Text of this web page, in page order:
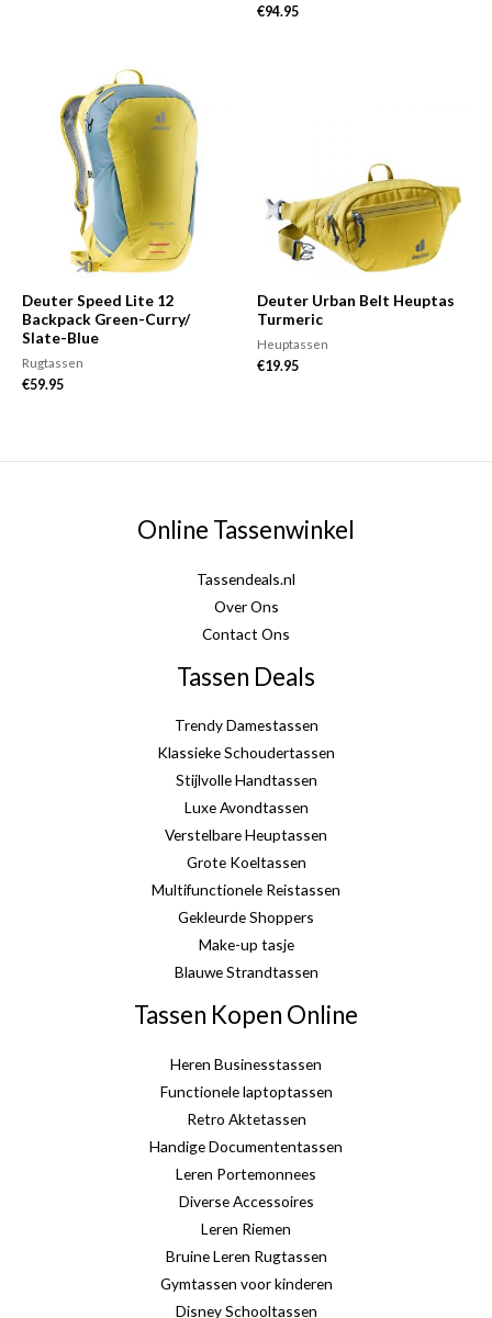
€94.95
Deuter Speed Lite 12
Backpack Green-Curry/
Slate-Blue
Rugtassen
€59.95
Deuter Urban Belt Heuptas
Turmeric
Heuptassen
€19.95
Online Tassenwinkel
Tassendeals.nl
Over Ons
Contact Ons
Tassen Deals
Trendy Damestassen
Klassieke Schoudertassen
Stijlvolle Handtassen
Luxe Avondtassen
Verstelbare Heuptassen
Grote Koeltassen
Multifunctionele Reistassen
Gekleurde Shoppers
Make-up tasje
Blauwe Strandtassen
Tassen Kopen Online
Heren Businesstassen
Functionele laptoptassen
Retro Aktetassen
Handige Documententassen
Leren Portemonnees
Diverse Accessoires
Leren Riemen
Bruine Leren Rugtassen
Gymtassen voor kinderen
Disney Schooltassen